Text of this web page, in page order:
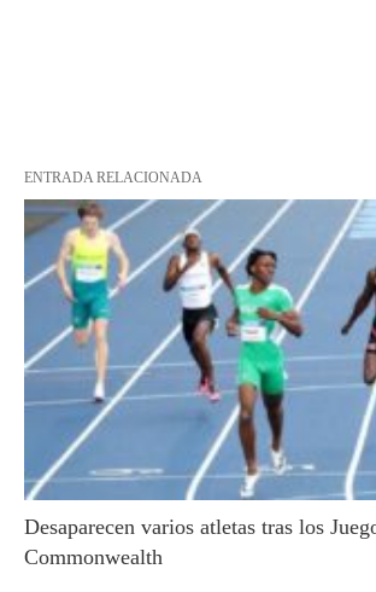
ENTRADA RELACIONADA
Desaparecen varios atletas tras los
Commonwealth